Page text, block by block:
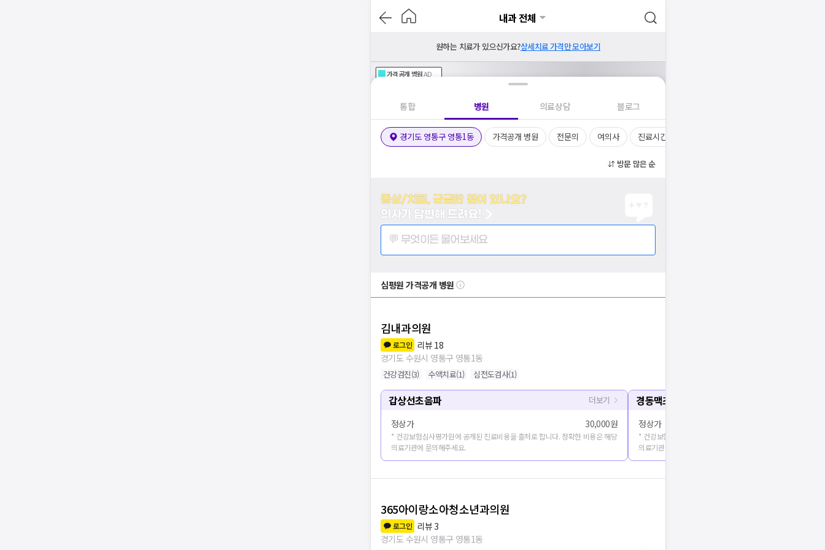
내과 전체
원하는 치료가 있으신가요?상세치료 가격만 모아보기
가격공개 병원AD
통합 병원 의료상담 블로그
경기도 영통구 영통1동 가격공개 병원 전문의 여의사 진료시간
방문 많은 순
증상/치료, 궁금한 점이 있나요?
의사가 답변해 드려요!
💬 무엇이든 물어보세요
심평원 가격공개 병원
김내과의원
로그인 리뷰 18
경기도 수원시 영통구 영통1동
건강검진(3) 수액치료(1) 심전도검사(1)
갑상선초음파 더보기
정상가 30,000원
* 건강보험심사평가원에 공개된 진료비용을 출처로 합니다. 정확한 비용은 해당
의료기관에 문의해주세요.
경동맥초음파
정상가
* 건강보험심사평가원에 공개된 진료비용을 출처로 합니다. 정확
의료기관에 문의해주세요.
365아이랑소아청소년과의원
로그인 리뷰 3
경기도 수원시 영통구 영통1동